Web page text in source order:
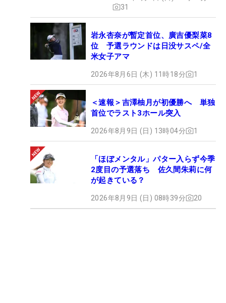
31
岩永杏奈が暫定首位、廣吉優梨菜8
位 予選ラウンドは日没サスペ/全
米女子アマ
2026年8月6日 (木) 11時18分 1
＜速報＞吉澤柚月が初優勝へ 単独
首位でラスト3ホール突入
2026年8月9日 (日) 13時04分 1
「ほぼメンタル」パター入らず今季
2度目の予選落ち 佐久間朱莉に何
が起きている？
2026年8月9日 (日) 08時39分 20